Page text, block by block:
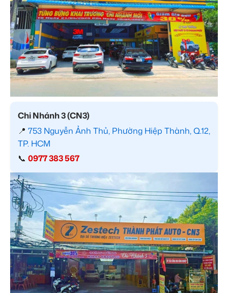
Chi Nhánh 3 (CN3)
📍 753 Nguyễn Ảnh Thủ, Phường Hiệp Thành, Q.12,
TP. HCM
📞 0977 383 567